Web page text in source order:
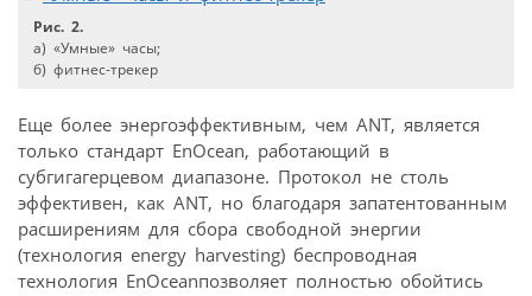
Рис. 2.
а) «Умные» часы;
б) фитнес-трекер
Еще более энергоэффективным, чем ANT, является
только стандарт EnOcean, работающий в
субгигагерцевом диапазоне. Протокол не столь
эффективен, как ANT, но благодаря запатентованным
расширениям для сбора свободной энергии
(технология energy harvesting) беспроводная
технология EnOceanпозволяет полностью обойтись